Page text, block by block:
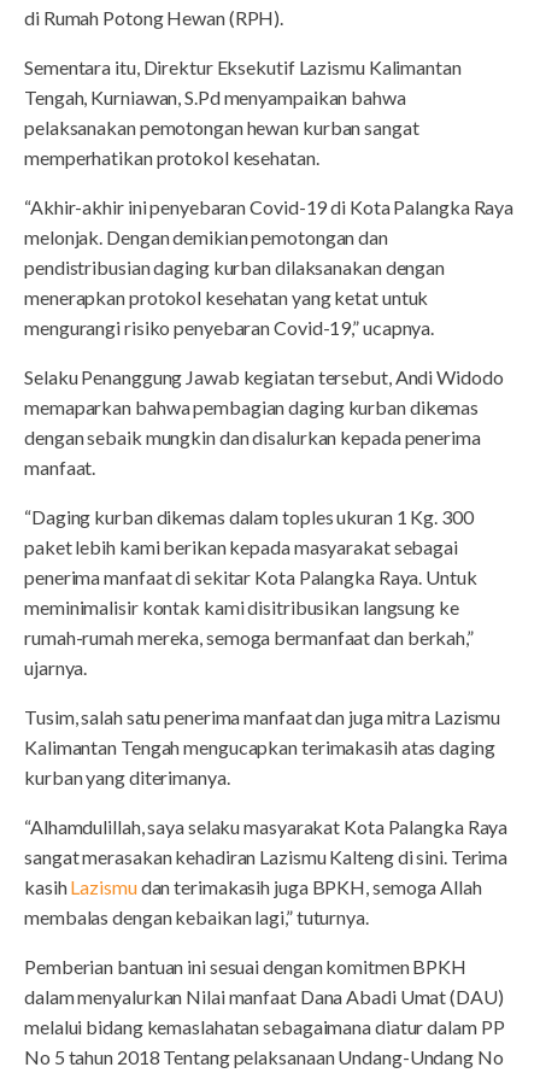
di Rumah Potong Hewan (RPH).
Sementara itu, Direktur Eksekutif Lazismu Kalimantan
Tengah, Kurniawan, S.Pd menyampaikan bahwa
pelaksanakan pemotongan hewan kurban sangat
memperhatikan protokol kesehatan.
“Akhir-akhir ini penyebaran Covid-19 di Kota Palangka Raya
melonjak. Dengan demikian pemotongan dan
pendistribusian daging kurban dilaksanakan dengan
menerapkan protokol kesehatan yang ketat untuk
mengurangi risiko penyebaran Covid-19,” ucapnya.
Selaku Penanggung Jawab kegiatan tersebut, Andi Widodo
memaparkan bahwa pembagian daging kurban dikemas
dengan sebaik mungkin dan disalurkan kepada penerima
manfaat.
“Daging kurban dikemas dalam toples ukuran 1 Kg. 300
paket lebih kami berikan kepada masyarakat sebagai
penerima manfaat di sekitar Kota Palangka Raya. Untuk
meminimalisir kontak kami disitribusikan langsung ke
rumah-rumah mereka, semoga bermanfaat dan berkah,”
ujarnya.
Tusim, salah satu penerima manfaat dan juga mitra Lazismu
Kalimantan Tengah mengucapkan terimakasih atas daging
kurban yang diterimanya.
“Alhamdulillah, saya selaku masyarakat Kota Palangka Raya
sangat merasakan kehadiran Lazismu Kalteng di sini. Terima
kasihLazismudan terimakasih juga BPKH, semoga Allah
membalas dengan kebaikan lagi,” tuturnya.
Pemberian bantuan ini sesuai dengan komitmen BPKH
dalam menyalurkan Nilai manfaat Dana Abadi Umat (DAU)
melalui bidang kemaslahatan sebagaimana diatur dalam PP
No 5 tahun 2018 Tentang pelaksanaan Undang-Undang No